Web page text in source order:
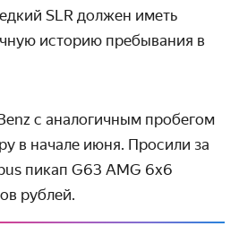
SLR должен иметь
историю пребывания в
с аналогичным пробегом
в начале июня. Просили за
пикап G63 AMG 6x6
рублей.